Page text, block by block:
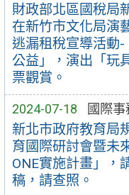
財政部北區國稅局
在新竹市文化局演
逃漏租稅宣導活動
公益」，演出「玩
票觀賞。
2024-07-18 國際事
新北市政府教育局
育國際研討會暨未
ONE實施計畫」，
稿，請查照。